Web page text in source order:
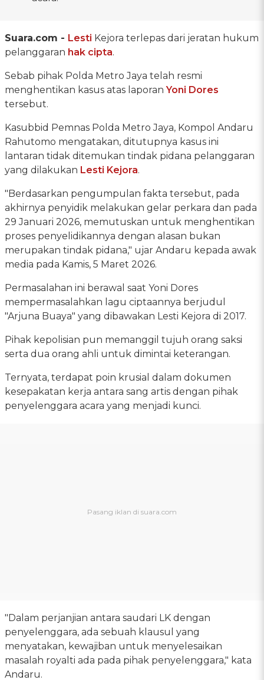
Suara.com - Lesti Kejora terlepas dari jeratan hukum
pelanggaran hak cipta.
Sebab pihak Polda Metro Jaya telah resmi
menghentikan kasus atas laporanYoni Dores
tersebut.
Kasubbid Pemnas Polda Metro Jaya, Kompol Andaru
Rahutomo mengatakan, ditutupnya kasus ini
lantaran tidak ditemukan tindak pidana pelanggaran
yang dilakukan Lesti Kejora.
"Berdasarkan pengumpulan fakta tersebut, pada
akhirnya penyidik melakukan gelar perkara dan pada
29 Januari 2026, memutuskan untuk menghentikan
proses penyelidikannya dengan alasan bukan
merupakan tindak pidana," ujar Andaru kepada awak
media pada Kamis, 5 Maret 2026.
Permasalahan ini berawal saat Yoni Dores
mempermasalahkan lagu ciptaannya berjudul
"Arjuna Buaya" yang dibawakan Lesti Kejora di 2017.
Pihak kepolisian pun memanggil tujuh orang saksi
serta dua orang ahli untuk dimintai keterangan.
Ternyata, terdapat poin krusial dalam dokumen
kesepakatan kerja antara sang artis dengan pihak
penyelenggara acara yang menjadi kunci.
"Dalam perjanjian antara saudari LK dengan
penyelenggara, ada sebuah klausul yang
menyatakan, kewajiban untuk menyelesaikan
masalah royalti ada pada pihak penyelenggara," kata
Andaru.